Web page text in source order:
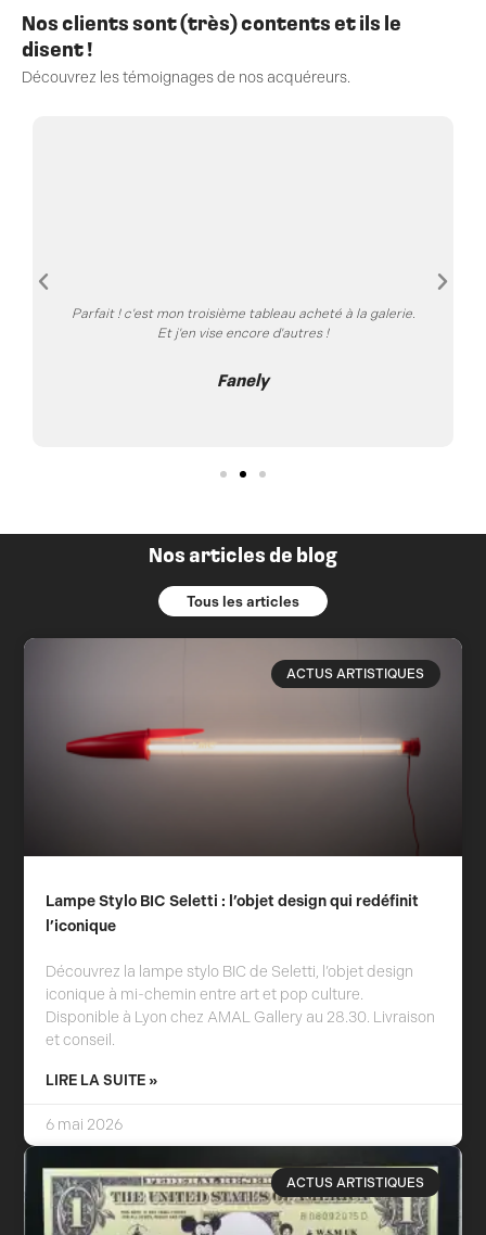
Nos clients sont (très) contents et ils le
disent !
Découvrez les témoignages de nos acquéreurs.
Parfait ! c'est mon troisième tableau acheté à la galerie.
Et j'en vise encore d'autres !
Fanely
Nos articles de blog
Tous les articles
ACTUS ARTISTIQUES
Lampe Stylo BIC Seletti : l’objet design qui redéfinit
l’iconique
Découvrez la lampe stylo BIC de Seletti, l’objet design
iconique à mi-chemin entre art et pop culture.
Disponible à Lyon chez AMAL Gallery au 28.30. Livraison
et conseil.
LIRE LA SUITE »
6 mai 2026
ACTUS ARTISTIQUES